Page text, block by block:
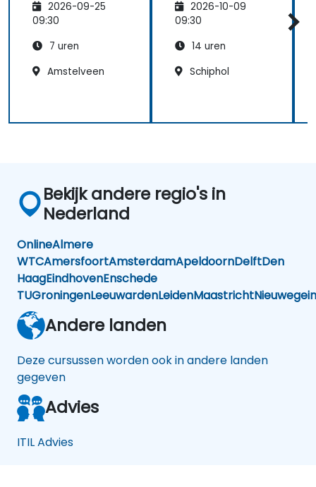
training met
certificeringsexa
2026-09-25
09:30
7 uren
Amstelveen
2026-10-09
09:30
14 uren
Schiphol
Bekijk andere regio's in
Nederland
OnlineAlmere
WTCAmersfoortAmsterdamApeldoornDelftDen
HaagEindhovenEnschede
TUGroningenLeeuwardenLeidenMaastrichtNieuwegein
Andere landen
Deze cursussen worden ook in andere landen
gegeven
Advies
ITIL Advies